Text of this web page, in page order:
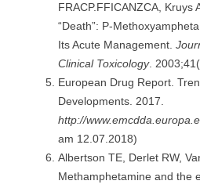
FRACP.FFICANZCA, Kruys
“Death”: P-
Its Acute Management.
Clinical Toxicology.
European Drug Report.
Developments. 2017.
http://
am 12.07.2018)
Albertson TE, Derlet RW,
Methamphetamine and the